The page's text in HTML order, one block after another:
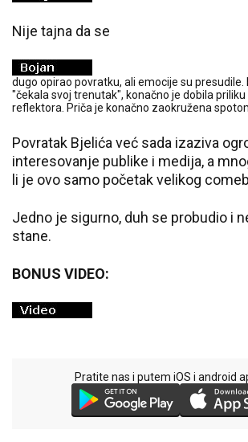
Nije tajna da se
dugo opirao povratku, ali emocije su presudile.
"čekala svoj trenutak", konačno je dobila
reflektora. Priča je konačno zaokružena
Povratak Bjelića već sada izaziva
interesovanje publike i medija, a
li je ovo samo početak velikog
Jedno je sigurno, duh se probudio i
stane.
BONUS VIDEO:
Pratite nas i putem iOS i android